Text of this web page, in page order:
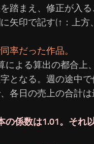
踏まえ、修正が入る
矢印で記す(↑：上方
率だった作品。
による算出の都合上
となる。週の途中
各日の売上の合計
の係数は1.01。それ